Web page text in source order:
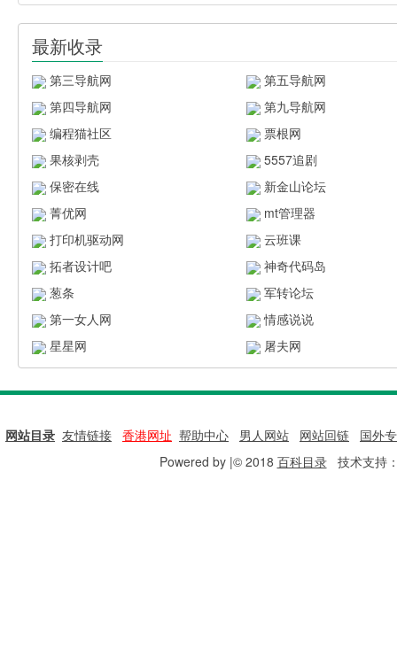
最新收录
第三导航网
第五导航网
第四导航网
第九导航网
编程猫社区
票根网
果核剥壳
5557追剧
保密在线
新金山论坛
菁优网
mt管理器
打印机驱动网
云班课
拓者设计吧
神奇代码岛
葱条
军转论坛
第一女人网
情感说说
星星网
屠夫网
网站目录 友情链接 香港网址 帮助中心 男人网站 网站回链
国外
Powered by |© 2018 百科目录技术支持